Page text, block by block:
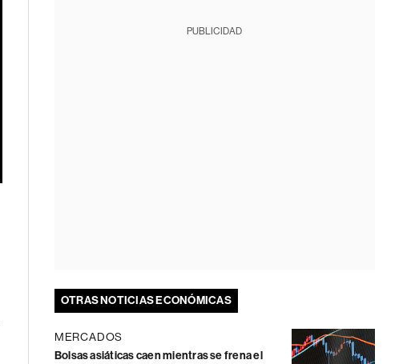
PUBLICIDAD
OTRAS NOTICIAS ECONÓMICAS
MERCADOS
Bolsas asiáticas caen mientras se frena el